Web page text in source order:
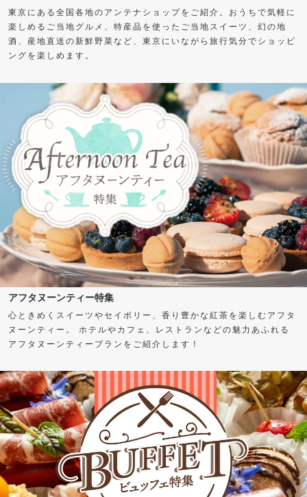
東京にある全国各地のアンテナショップをご紹介。おうちで気軽に
楽しめるご当地グルメ、特産品を使ったご当地スイーツ、幻の地
酒、産地直送の新鮮野菜など、東京にいながら旅行気分でショッピ
ングを楽しめます。
アフタヌーンティー特集
心ときめくスイーツやセイボリー、香り豊かな紅茶を楽しむアフタ
ヌーンティー。 ホテルやカフェ、レストランなどの魅力あふれる
アフタヌーンティープランをご紹介します！